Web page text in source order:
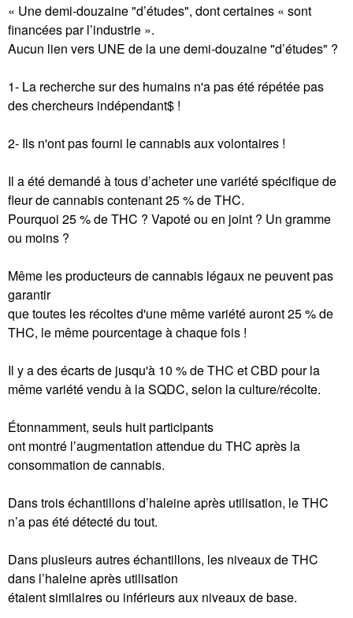
« Une demi-douzaine "d’études", dont certaines « sont
financées par l’industrie ».
Aucun lien vers UNE de la une demi-douzaine "d’études" ?
1- La recherche sur des humains n'a pas été répétée pas
des chercheurs indépendant$ !
2- Ils n'ont pas fourni le cannabis aux volontaires !
Il a été demandé à tous d’acheter une variété spécifique de
fleur de cannabis contenant 25 % de THC.
Pourquoi 25 % de THC ? Vapoté ou en joint ? Un gramme
ou moins ?
Même les producteurs de cannabis légaux ne peuvent pas
garantir
que toutes les récoltes d'une même variété auront 25 % de
THC, le même pourcentage à chaque fois !
Il y a des écarts de jusqu'à 10 % de THC et CBD pour la
même variété vendu à la SQDC, selon la culture/récolte.
Étonnamment, seuls huit participants
ont montré l’augmentation attendue du THC après la
consommation de cannabis.
Dans trois échantillons d’haleine après utilisation, le THC
n’a pas été détecté du tout.
Dans plusieurs autres échantillons, les niveaux de THC
dans l’haleine après utilisation
étaient similaires ou inférieurs aux niveaux de base.